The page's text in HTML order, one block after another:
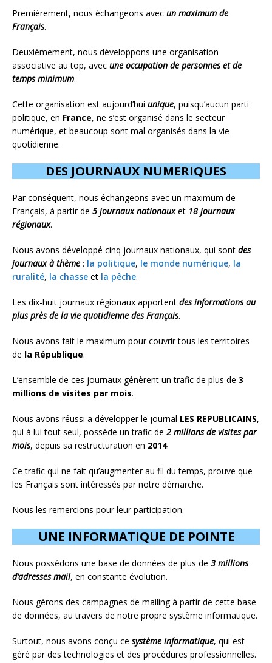
Premièrement, nous échangeons avec un maximum de
Français.
Deuxièmement, nous développons une organisation
associative au top, avec une occupation de personnes et de
temps minimum.
Cette organisation est aujourd’hui unique, puisqu’aucun parti
politique, en France, ne s’est organisé dans le secteur
numérique, et beaucoup sont mal organisés dans la vie
quotidienne.
DES JOURNAUX NUMERIQUES
Par conséquent, nous échangeons avec un maximum de
Français, à partir de 5 journaux nationauxet 18 journaux
régionaux.
Nous avons développé cinq journaux nationaux, qui sont des
journaux à thème : la politique, le monde numérique, la
ruralité, la chasse et la pêche.
Les dix-huit journaux régionaux apportent des informations au
plus près de la vie quotidienne des Français.
Nous avons fait le maximum pour couvrir tous les territoires
de la République.
L’ensemble de ces journaux génèrent un trafic de plus de 3
millions de visites par mois.
Nous avons réussi a développer le journal LES REPUBLICAINS,
qui à lui tout seul, possède un trafic de 2 millions de visites par
mois, depuis sa restructuration en 2014.
Ce trafic qui ne fait qu’augmenter au fil du temps, prouve que
les Français sont intéressés par notre démarche.
Nous les remercions pour leur participation.
UNE INFORMATIQUE DE POINTE
Nous possédons une base de données de plus de 3 millions
d’adresses mail, en constante évolution.
Nous gérons des campagnes de mailing à partir de cette base
de données, au travers de notre propre système informatique.
Surtout, nous avons conçu ce système informatique, qui est
géré par des technologies et des procédures professionnelles.